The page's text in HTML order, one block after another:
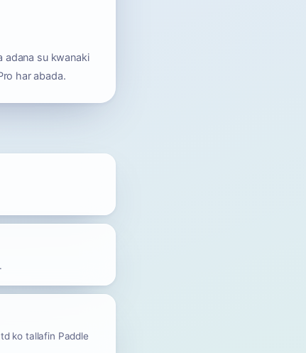
adana su kwanaki
har abada.
ko tallafin Paddle